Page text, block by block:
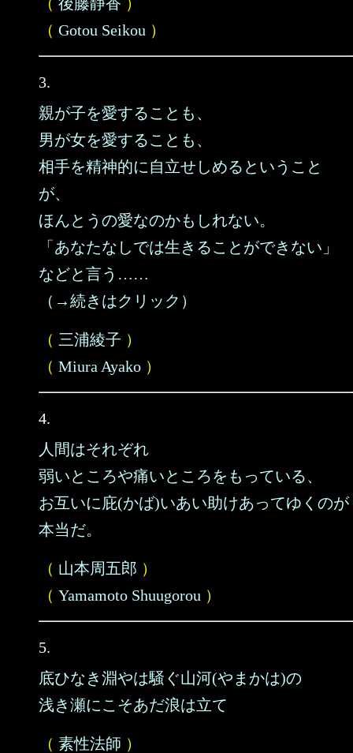
（ Gotou Seikou ）
3.
親が子を愛することも、
男が女を愛することも、
相手を精神的に自立せしめるということ
が、
ほんとうの愛なのかもしれない。
「あなたなしでは生きることができない」
などと言う……
（→続きはクリック）
（ 三浦綾子 ）
（ Miura Ayako ）
4.
人間はそれぞれ
弱いところや痛いところをもっている、
お互いに庇(かば)いあい助けあってゆくのが
本当だ。
（ 山本周五郎 ）
（ Yamamoto Shuugorou ）
5.
底ひなき淵やは騒ぐ山河(やまかは)の
浅き瀬にこそあだ浪は立て
（ 素性法師 ）